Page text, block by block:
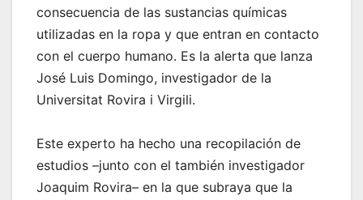
consecuencia de las sustancias químicas
utilizadas en la ropa y que entran en contacto
con el cuerpo humano. Es la alerta que lanza
José Luis Domingo, investigador de la
Universitat Rovira i Virgili.
Este experto ha hecho una recopilación de
estudios –junto con el también investigador
Joaquim Rovira– en la que subraya que la